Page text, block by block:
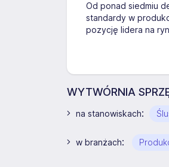
Od ponad siedmiu
standardy w
pozycję lidera na
WYTWÓRNIA
na stanowiskach:
w branżach: